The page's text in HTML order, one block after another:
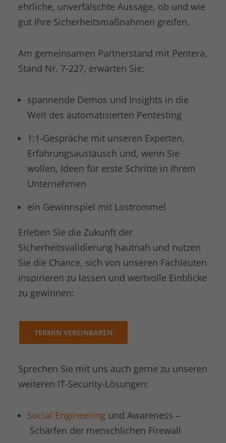
ehrliche, unverfälschte Aussage, ob und wie
gut Ihre Sicherheitsmaßnahmen greifen.
Am gemeinsamen Partnerstand mit Pentera,
Stand Nr. 7-227, erwarten Sie:
spannende Demos und Insights in die
Welt des automatisierten Pentesting
1:1-Gespräche mit unseren Experten,
Erfahrungsaustausch und, wenn Sie
wollen, Ideen für erste Schritte in Ihrem
Unternehmen
ein Gewinnspiel mit Lostrommel
Erleben Sie die Zukunft der
Sicherheitsvalidierung hautnah und nutzen
Sie die Chance, sich von unseren Fachleuten
inspirieren zu lassen und wertvolle Einblicke
zu gewinnen:
TERMIN VEREINBAREN
Sprechen Sie mit uns auch gerne zu unseren
weiteren IT-Security-Lösungen:
Social Engineeringund Awareness –
Schärfen der menschlichen Firewall
Zweck
gesetztes Cookie vom Mustertyp, bei
dem das Musterelement auf dem
Website enthält, auf das es sich
bezieht. Es scheint eine Variation des
mit hohem Traffic-Aufkommen
aufgezeichnete Datenmenge zu
begrenzen.
Name bcookie
Zweck
Nutzung von eingebetteten Diensten zu
verfolgen.
Name li_gc
Anbieter LinkedIn
wesentliche Zwecke zu speichern.
Anbieter LinkedIn